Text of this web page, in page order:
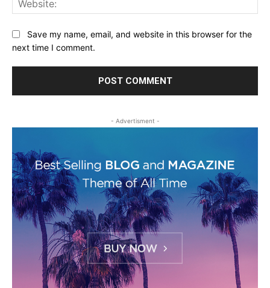
Save my name, email, and website in this browser for the
next time I comment.
- Advertisment -